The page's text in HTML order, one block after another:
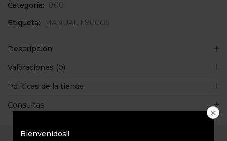
Categoría:
800
Etiqueta:
MANUAL F800GS
Descripción
Valoraciones (0)
Políticas de la tienda
Consultas
Bienvenidos!!